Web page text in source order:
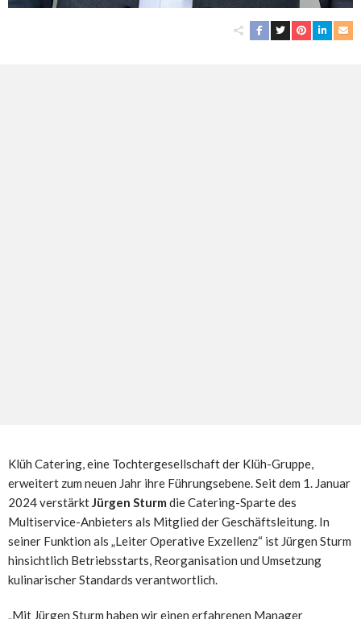
Klüh Catering, eine Tochtergesellschaft der Klüh-Gruppe,
erweitert zum neuen Jahr ihre Führungsebene. Seit dem 1. Januar
2024 verstärktJürgen Sturm die Catering-Sparte des
Multiservice-Anbieters als Mitglied der Geschäftsleitung. In
seiner Funktion als „Leiter Operative Exzellenz“ ist Jürgen Sturm
hinsichtlich Betriebsstarts, Reorganisation und Umsetzung
kulinarischer Standards verantwortlich.
„Mit Jürgen Sturm haben wir einen erfahrenen Manager